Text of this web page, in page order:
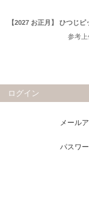
【2027 お正月】 ひつじピ
参考上
ログイン
メール
パスワ